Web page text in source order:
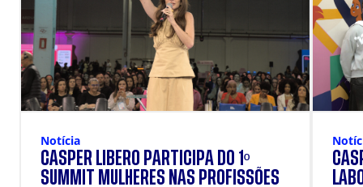
Notícia
CÁSPER LÍBERO PARTICIPA DO 1º
SUMMIT MULHERES NAS PROFISSÕES